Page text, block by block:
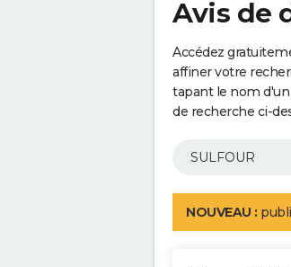
Avis de
Accédez
affiner votre
tapant le nom
de recherche ci-
NOUVEAU :